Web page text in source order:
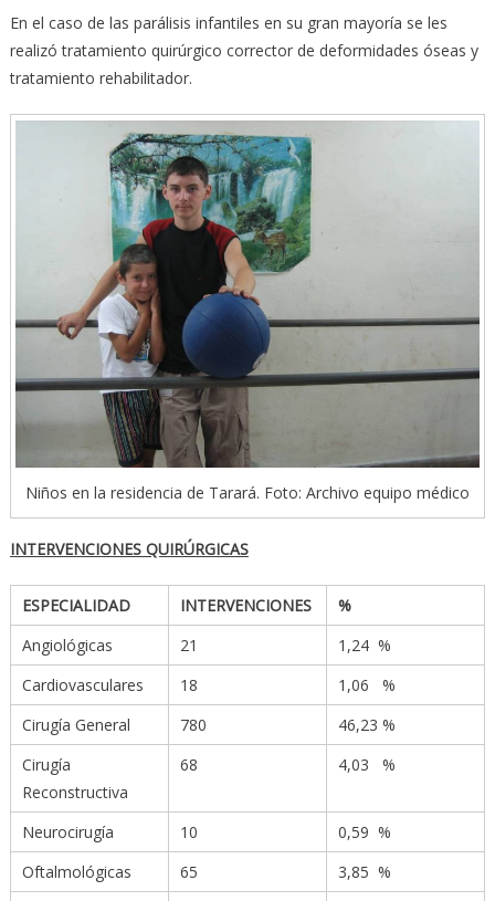
En el caso de las parálisis infantiles en su gran mayoría se les
realizó tratamiento quirúrgico corrector de deformidades óseas y
tratamiento rehabilitador.
Niños en la residencia de Tarará. Foto: Archivo equipo médico
INTERVENCIONES QUIRÚRGICAS
ESPECIALIDAD INTERVENCIONES
%
Angiológicas
21
1,24 %
Cardiovasculares
18
1,06 %
Cirugía General
780
46,23 %
Cirugía
Reconstructiva
68 4,03 %
Neurocirugía 10
0,59 %
Oftalmológicas
65 3,85 %